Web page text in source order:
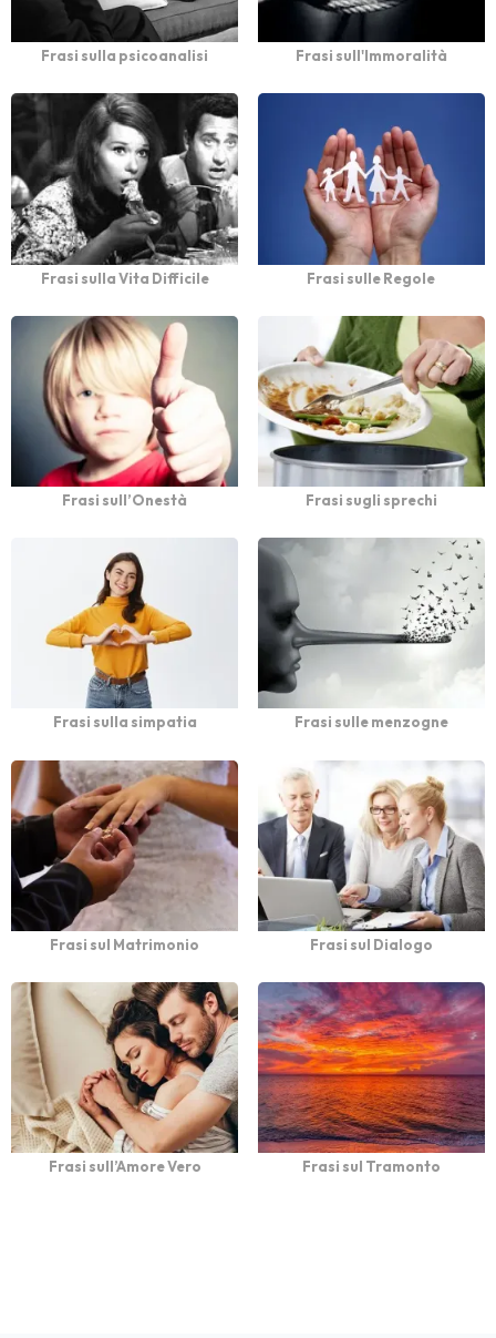
Frasi sulla psicoanalisi Frasi sull'Immoralità
Frasi sulla Vita Difficile Frasi sulle Regole
Frasi sull’Onestà Frasi sugli sprechi
Frasi sulla simpatia Frasi sulle menzogne
Frasi sul Matrimonio Frasi sul Dialogo
Frasi sull’Amore Vero Frasi sul Tramonto